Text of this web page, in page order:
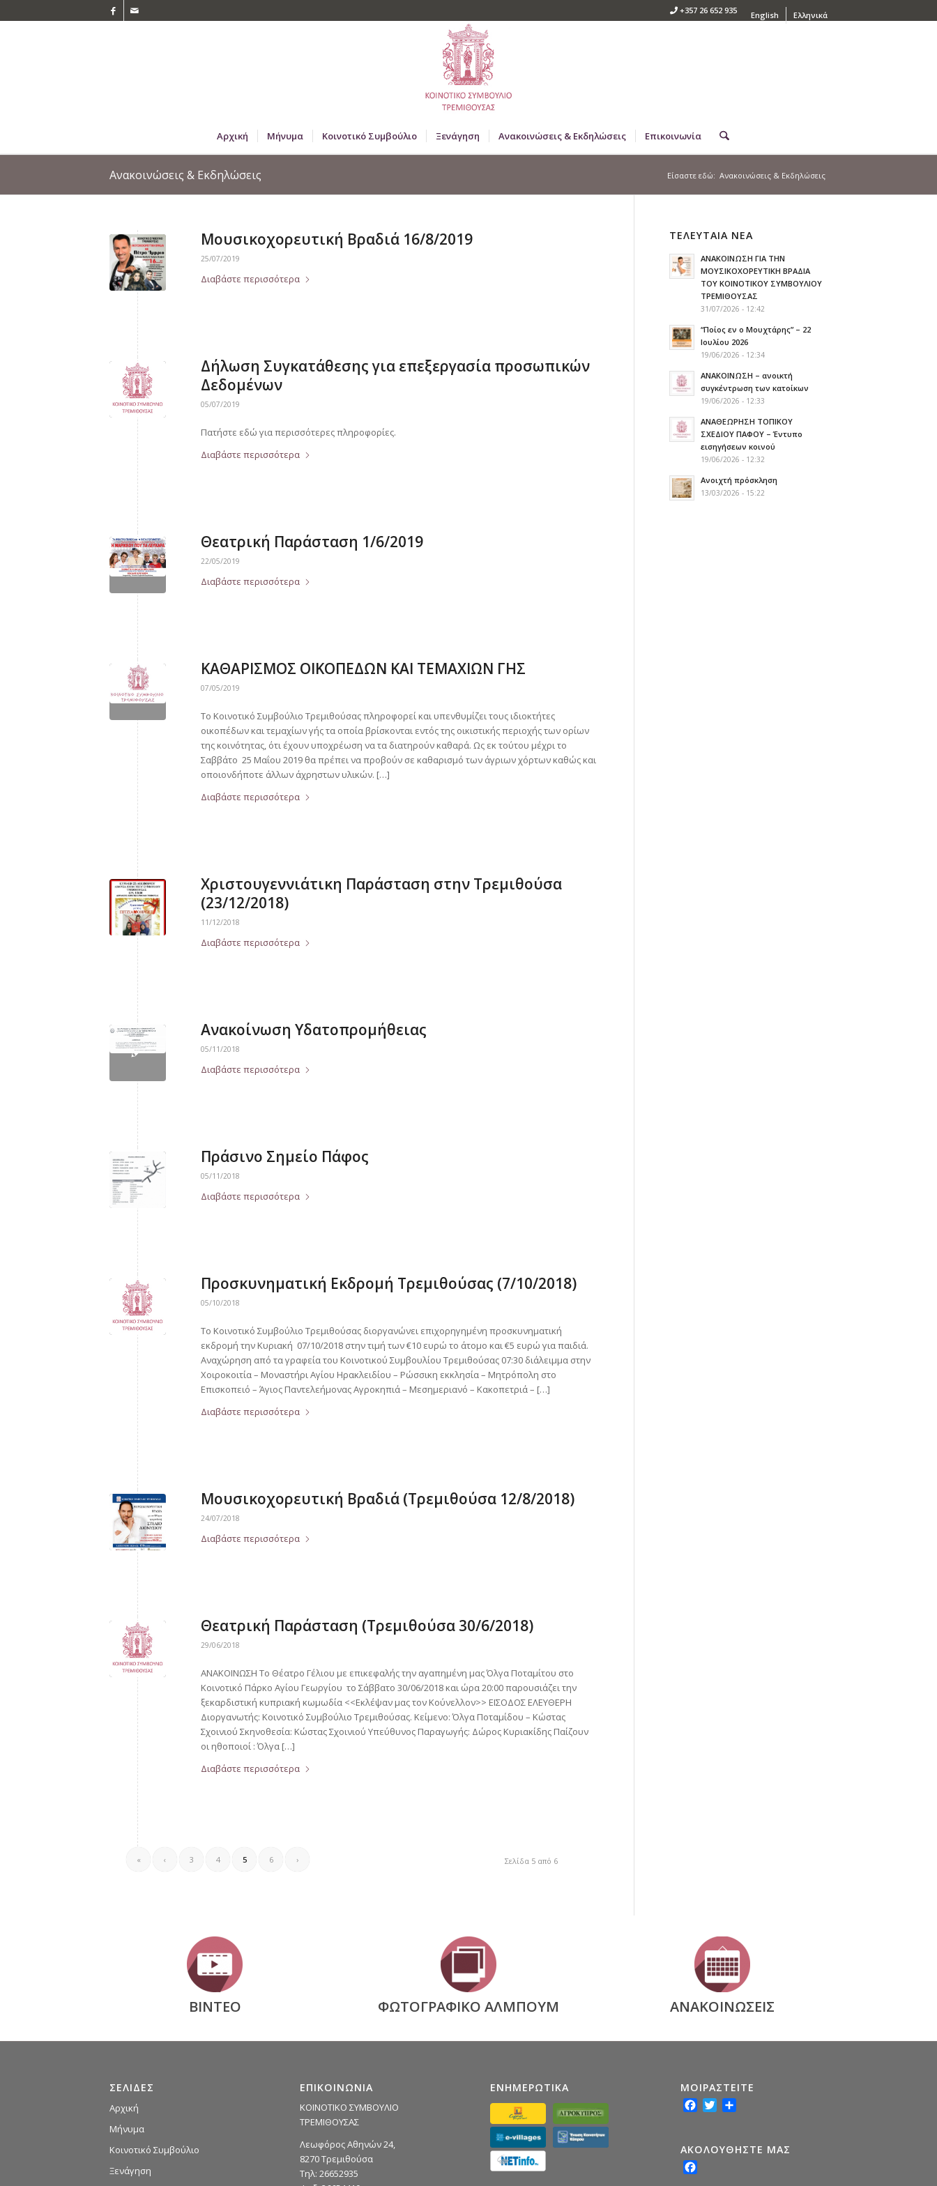
English Ελληνικά
+357 26 652 935
Αρχική Μήνυμα Κοινοτικό Συμβούλιο Ξενάγηση Ανακοινώσεις & Εκδηλώσεις Επικοινωνία
Ανακοινώσεις & Εκδηλώσεις Είσαστε εδώ: Ανακοινώσεις & Εκδηλώσεις
Μουσικοχορευτική Βραδιά 16/8/2019
25/07/2019
Διαβάστε περισσότερα
Δήλωση Συγκατάθεσης για επεξεργασία προσωπικών
Δεδομένων
05/07/2019
Πατήστε εδώ για περισσότερες πληροφορίες.
Διαβάστε περισσότερα
Θεατρική Παράσταση 1/6/2019
22/05/2019
Διαβάστε περισσότερα
ΚΑΘΑΡΙΣΜΟΣ ΟΙΚΟΠΕΔΩΝ ΚΑΙ ΤΕΜΑΧΙΩΝ ΓΗΣ
07/05/2019
Το Κοινοτικό Συμβούλιο Τρεμιθούσας πληροφορεί και υπενθυμίζει τους ιδιοκτήτες
οικοπέδων και τεμαχίων γής τα οποία βρίσκονται εντός της οικιστικής περιοχής των ορίων
της κοινότητας, ότι έχουν υποχρέωση να τα διατηρούν καθαρά. Ως εκ τούτου μέχρι το
Σαββάτο 25 Μαΐου 2019 θα πρέπει να προβούν σε καθαρισμό των άγριων χόρτων καθώς και
οποιονδήποτε άλλων άχρηστων υλικών. […]
Διαβάστε περισσότερα
Χριστουγεννιάτικη Παράσταση στην Τρεμιθούσα
(23/12/2018)
11/12/2018
Διαβάστε περισσότερα
Ανακοίνωση Υδατοπρομήθειας
05/11/2018
Διαβάστε περισσότερα
Πράσινο Σημείο Πάφος
05/11/2018
Διαβάστε περισσότερα
Προσκυνηματική Εκδρομή Τρεμιθούσας (7/10/2018)
05/10/2018
Το Κοινοτικό Συμβούλιο Τρεμιθούσας διοργανώνει επιχορηγημένη προσκυνηματική
εκδρομή την Κυριακή 07/10/2018 στην τιμή των €10 ευρώ το άτομο και €5 ευρώ για παιδιά.
Αναχώρηση από τα γραφεία του Κοινοτικού Συμβουλίου Τρεμιθούσας 07:30 διάλειμμα στην
Χοιροκοιτία – Μοναστήρι Αγίου Ηρακλειδίου – Ρώσσικη εκκλησία – Μητρόπολη στο
Επισκοπειό – Άγιος Παντελεήμονας Αγροκηπιά – Μεσημεριανό – Κακοπετριά – […]
Διαβάστε περισσότερα
Μουσικοχορευτική Βραδιά (Τρεμιθούσα 12/8/2018)
24/07/2018
Διαβάστε περισσότερα
Θεατρική Παράσταση (Τρεμιθούσα 30/6/2018)
29/06/2018
ΑΝΑΚΟΙΝΩΣΗ Το Θέατρο Γέλιου με επικεφαλής την αγαπημένη μας Όλγα Ποταμίτου στο
Κοινοτικό Πάρκο Αγίου Γεωργίου το Σάββατο 30/06/2018 και ώρα 20:00 παρουσιάζει την
ξεκαρδιστική κυπριακή κωμωδία <<Εκλέψαν μας τον Κούνελλον>> ΕΙΣΟΔΟΣ ΕΛΕΥΘΕΡΗ
Διοργανωτής: Κοινοτικό Συμβούλιο Τρεμιθούσας. Κείμενο: Όλγα Ποταμίδου – Κώστας
Σχοινιού Σκηνοθεσία: Κώστας Σχοινιού Υπεύθυνος Παραγωγής: Δώρος Κυριακίδης Παίζουν
οι ηθοποιοί : Όλγα […]
Διαβάστε περισσότερα
Σελίδα 5 από 6
« ‹ 3 4 5 6 ›
ΤΕΛΕΥΤΑΙΑ ΝΕΑ
ΑΝΑΚΟΙΝΩΣΗ ΓΙΑ ΤΗΝ
ΜΟΥΣΙΚΟΧΟΡΕΥΤΙΚΗ ΒΡΑΔΙΑ
ΤΟΥ ΚΟΙΝΟΤΙΚΟΥ ΣΥΜΒΟΥΛΙΟΥ
ΤΡΕΜΙΘΟΥΣΑΣ
31/07/2026 - 12:42
“Ποίος εν ο Μουχτάρης” – 22
Ιουλίου 2026
19/06/2026 - 12:34
ΑΝΑΚΟΙΝΩΣΗ – ανοικτή
συγκέντρωση των κατοίκων
19/06/2026 - 12:33
ΑΝΑΘΕΩΡΗΣΗ ΤΟΠΙΚΟΥ
ΣΧΕΔΙΟΥ ΠΑΦΟΥ – Έντυπο
εισηγήσεων κοινού
19/06/2026 - 12:32
Ανοιχτή πρόσκληση
13/03/2026 - 15:22
ΒΙΝΤΕΟ ΦΩΤΟΓΡΑΦΙΚΟ ΑΛΜΠΟΥΜ ΑΝΑΚΟΙΝΩΣΕΙΣ
ΣΕΛΙΔΕΣ
Αρχική
Μήνυμα
Κοινοτικό Συμβούλιο
Ξενάγηση
ΕΠΙΚΟΙΝΩΝΙΑ
ΚΟΙΝΟΤΙΚΟ ΣΥΜΒΟΥΛΙΟ
ΤΡΕΜΙΘΟΥΣΑΣ
Λεωφόρος Αθηνών 24,
8270 Τρεμιθούσα
Τηλ: 26652935
ΕΝΗΜΕΡΩΤΙΚΑ ΜΟΙΡΑΣTEITE
Facebook
TwitterShare
ΑΚΟΛΟΥΘΗΣΤΕ ΜΑΣ
Facebook